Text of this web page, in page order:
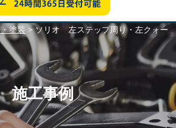
塗装 >ソリオ 左ステップ周り・左クォー
施工事例